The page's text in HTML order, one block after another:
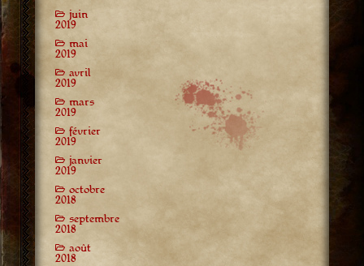
juin
2019
mai
2019
avril
2019
mars
2019
février
2019
janvier
2019
octobre
2018
septembre
2018
août
2018